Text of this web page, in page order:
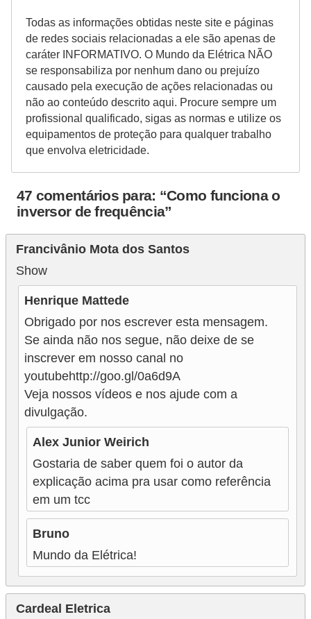
Todas as informações obtidas neste site e páginas
de redes sociais relacionadas a ele são apenas de
caráter INFORMATIVO. O Mundo da Elétrica NÃO
se responsabiliza por nenhum dano ou prejuízo
causado pela execução de ações relacionadas ou
não ao conteúdo descrito aqui. Procure sempre um
profissional qualificado, sigas as normas e utilize os
equipamentos de proteção para qualquer trabalho
que envolva eletricidade.
47 comentários para: “Como funciona o
inversor de frequência”
Francivânio Mota dos Santos
Show
Henrique Mattede
Obrigado por nos escrever esta mensagem.
Se ainda não nos segue, não deixe de se
inscrever em nosso canal no
youtubehttp://goo.gl/0a6d9A
Veja nossos vídeos e nos ajude com a
divulgação.
Alex Junior Weirich
Gostaria de saber quem foi o autor da
explicação acima pra usar como referência
em um tcc
Bruno
Mundo da Elétrica!
Cardeal Eletrica
e